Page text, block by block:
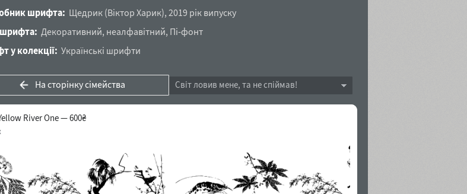
шрифта: Щедрик(Віктор Харик), 2019 рік випуску
Декоративний, неалфавітний, Пі-фонт
у колекції: Українські шрифти
На сторінку сімейства Світ ловив мене, та не спіймав!
River One — 600₴